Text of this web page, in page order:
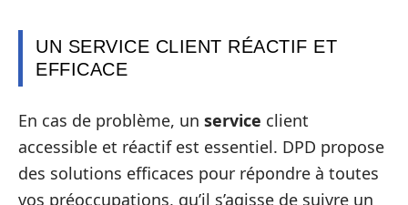
UN SERVICE CLIENT RÉACTIF ET
EFFICACE
En cas de problème, un service client
accessible et réactif est essentiel. DPD propose
des solutions efficaces pour répondre à toutes
vos préoccupations, qu’il s’agisse de suivre un